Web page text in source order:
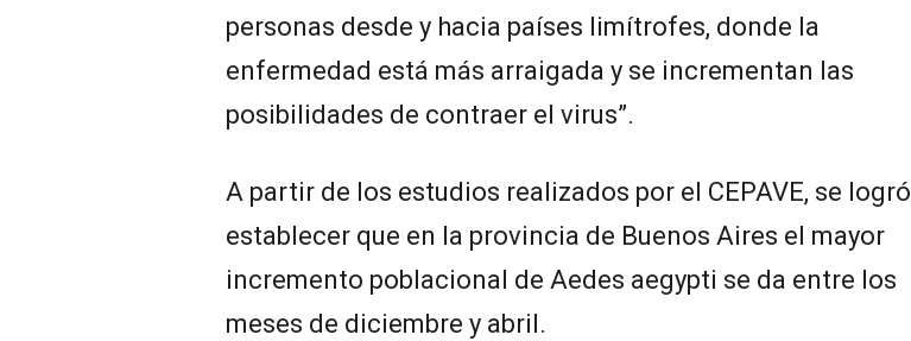
personas desde y hacia países limítrofes, donde la
enfermedad está más arraigada y se incrementan las
posibilidades de contraer el virus”.
A partir de los estudios realizados por el CEPAVE, se logró
establecer que en la provincia de Buenos Aires el mayor
incremento poblacional de Aedes aegypti se da entre los
meses de diciembre y abril.